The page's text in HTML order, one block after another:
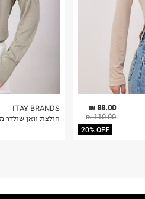
ITAY BRANDS
חולצת וואן
88.00 ₪
110.00 ₪
20% OFF